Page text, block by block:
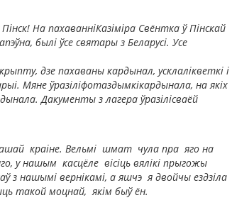
На пахаваннiКазiмiра Свёнтка ў Пiнскай
былі ўсе святары з Беларусі. Усе
дзе пахаваны кардынал, усклалiкветкі і
i. Мяне ўразiлiфотаздымкiкардынала, на якiх
Дакументы з лагера ўразiлiсваёй
краіне. Вельмі шмат чула пра яго на
у нашым касцёле вісіць вялікі прыгожы
нашымі вернікамі, а яшчэ я двойчы ездзіла
такой моцнай, якім быў ён.